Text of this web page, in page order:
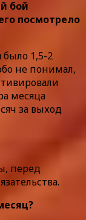
бой
посмотрело
было 1,5-2
не понимал,
месяца
за выход
перед